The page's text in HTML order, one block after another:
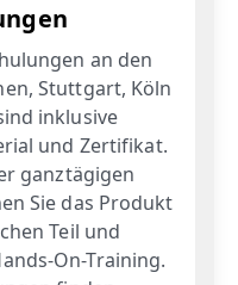
an den
Stuttgart, Köln
inklusive
und Zertifikat.
ganztägigen
Sie das Produkt
Teil und
On-Training.